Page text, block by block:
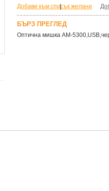
Добави към списък желани
|
БЪРЗ ПРЕГЛЕД
Оптична мишка AM-